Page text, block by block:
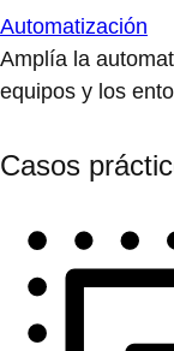
Automatización
Amplía la
equipos y los
Casos